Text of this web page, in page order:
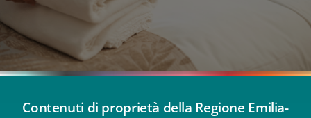
Contenuti di proprietà della Regione Emilia-